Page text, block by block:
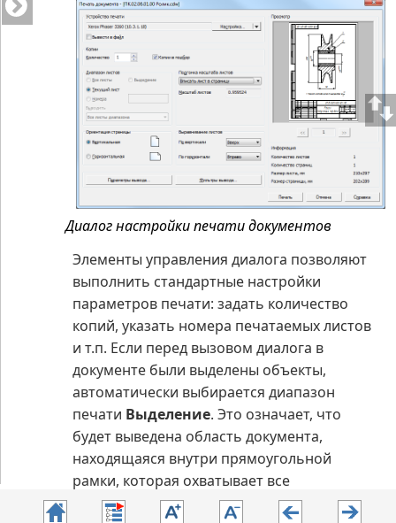
Диалог настройки печати документов
Элементы управления диалога позволяют
выполнить стандартные настройки
параметров печати: задать количество
копий, указать номера печатаемых листов
и т.п. Если перед вызовом диалога в
документе были выделены объекты,
автоматически выбирается диапазон
печати Выделение. Это означает, что
будет выведена область документа,
находящаяся внутри прямоугольной
рамки, которая охватывает все
выделенные объекты (в случае текстового